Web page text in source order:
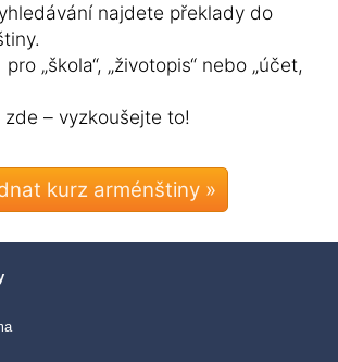
najdete překlady do
„škola“, „životopis“ nebo „účet,
– vyzkoušejte to!
kurz arménštiny »